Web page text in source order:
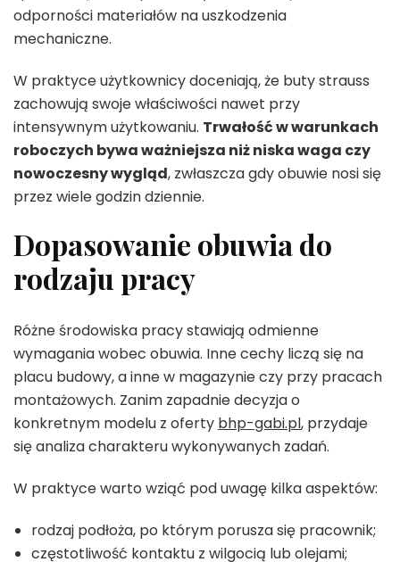
odporności materiałów na uszkodzenia
mechaniczne.
W praktyce użytkownicy doceniają, że buty strauss
zachowują swoje właściwości nawet przy
intensywnym użytkowaniu. Trwałość w warunkach
roboczych bywa ważniejsza niż niska waga czy
nowoczesny wygląd, zwłaszcza gdy obuwie nosi się
przez wiele godzin dziennie.
Dopasowanie obuwia do
rodzaju pracy
Różne środowiska pracy stawiają odmienne
wymagania wobec obuwia. Inne cechy liczą się na
placu budowy, a inne w magazynie czy przy pracach
montażowych. Zanim zapadnie decyzja o
konkretnym modelu z oferty bhp-gabi.pl, przydaje
się analiza charakteru wykonywanych zadań.
W praktyce warto wziąć pod uwagę kilka aspektów:
rodzaj podłoża, po którym porusza się pracownik;
częstotliwość kontaktu z wilgocią lub olejami;